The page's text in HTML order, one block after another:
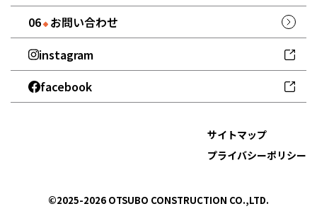
お問い合わせ
instagram
facebook
サイトマップ
プライバシーポリシー
©2025-2026 OTSUBO CONSTRUCTION CO.,LTD.